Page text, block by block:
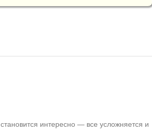
интересно — все усложняется и